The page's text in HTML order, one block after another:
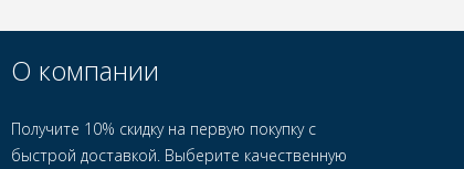
О компании
Получите 10% скидку на первую покупку с
быстрой доставкой. Выберите качественную